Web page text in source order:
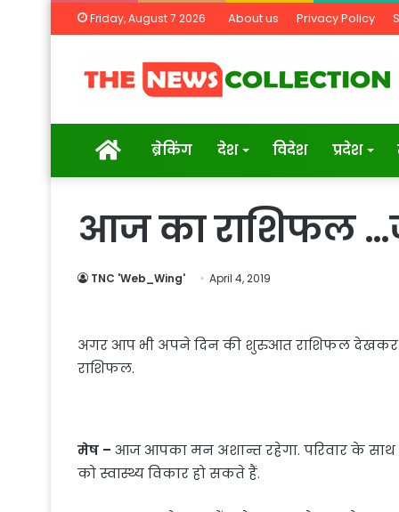
Friday, August 7 2026 About us Privacy Policy
Homeब्रेकिंग देश विदेश प्रदेश
आज का राशिफल
TNC 'Web_Wing' April 4, 2019
अगर आप भी अपने दिन की शुरुआत राशिफल देखकर
राशिफल.
मेष – आज आपका मन अशान्त रहेगा. परिवार के साथ
को स्वास्थ्य विकार हो सकते हैं.